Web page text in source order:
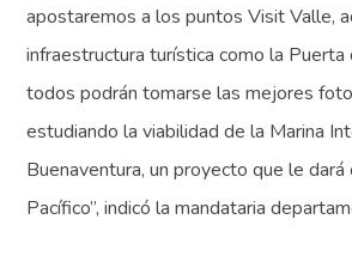
apostaremos a los puntos Visit Valle,
infraestructura turística como la Puerta
todos podrán tomarse las mejores
estudiando la viabilidad de la Marina
Buenaventura, un proyecto que le
Pacífico”, indicó la mandataria